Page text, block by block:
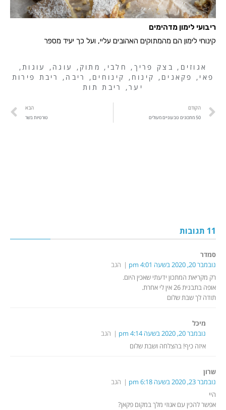
ריבועי לימון מדהימים
קינוחי לימון הם מהמתוקים האהובים עליי, ועל כך יעיד מספר
אגוזים , בצק פריך , חלבי , מתוק , עוגה , עוגות,
פאי , פקאנים , קינוח , קינוחים , ריבה ,
ריבת פירות
יער, ריבת תות
הקודם
50 מתכונים טבעוניים מעולים
הבא
טורטיות בשר
11 תגובות
סמדר
נובמבר 20, 2020 בשעה 4:01 pm
הגב
רק מקריאת המתכון ידעתי שאכין היום.
אופה בתבנית 26 אין לי אחרת.
תודה לך שבת שלום
מיכל
נובמבר 20, 2020 בשעה 4:14 pm
הגב
איזה כיף! בהצלחה ושבת שלום
שרון
נובמבר 23, 2020 בשעה 6:18 pm
הגב
היי
אפשר להכין עם אגוזי מלך במקום פקאן?